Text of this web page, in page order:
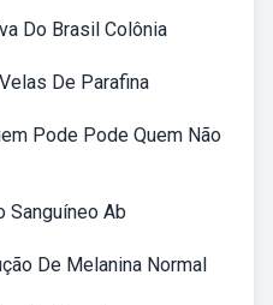
Do Brasil Colônia
De Parafina
Pode Pode Quem Não
Sanguíneo Ab
De Melanina Normal